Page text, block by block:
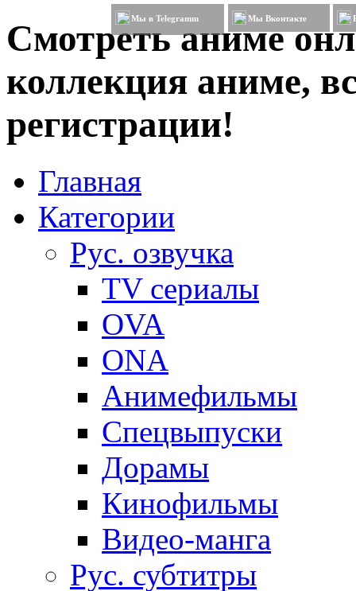
Смотреть аниме
коллекция аниме,
регистрации!
Мы в Telegramm Мы Вконтакте
Главная
Категории
Рус. озвучка
TV сериалы
OVA
ONA
Анимефильмы
Спецвыпуски
Дорамы
Кинофильмы
Видео-манга
Рус. субтитры